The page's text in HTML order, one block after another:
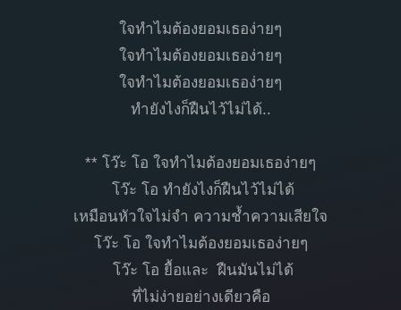
ใจทำไมต้องยอมเธอง่ายๆ
ใจทำไมต้องยอมเธอง่ายๆ
ใจทำไมต้องยอมเธอง่ายๆ
ทำยังไงก็ฝืนไว้ไม่ได้..
** โว๊ะ โอ ใจทำไมต้องยอมเธอง่ายๆ
โว๊ะ โอ ทำยังไงก็ฝืนไว้ไม่ได้
เหมือนหัวใจไม่จำ ความช้ำความเสียใจ
โว๊ะ โอ ใจทำไมต้องยอมเธอง่ายๆ
โว๊ะ โอ ยื้อและ ฝืนมันไม่ได้
ที่ไม่ง่ายอย่างเดียวคือ